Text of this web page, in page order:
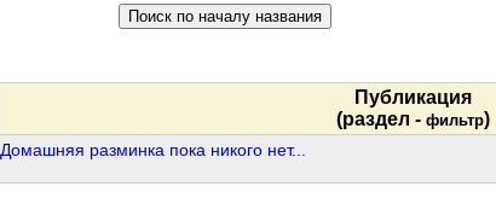
Публикация
(раздел - фильтр)
Домашняя разминка пока никого нет...